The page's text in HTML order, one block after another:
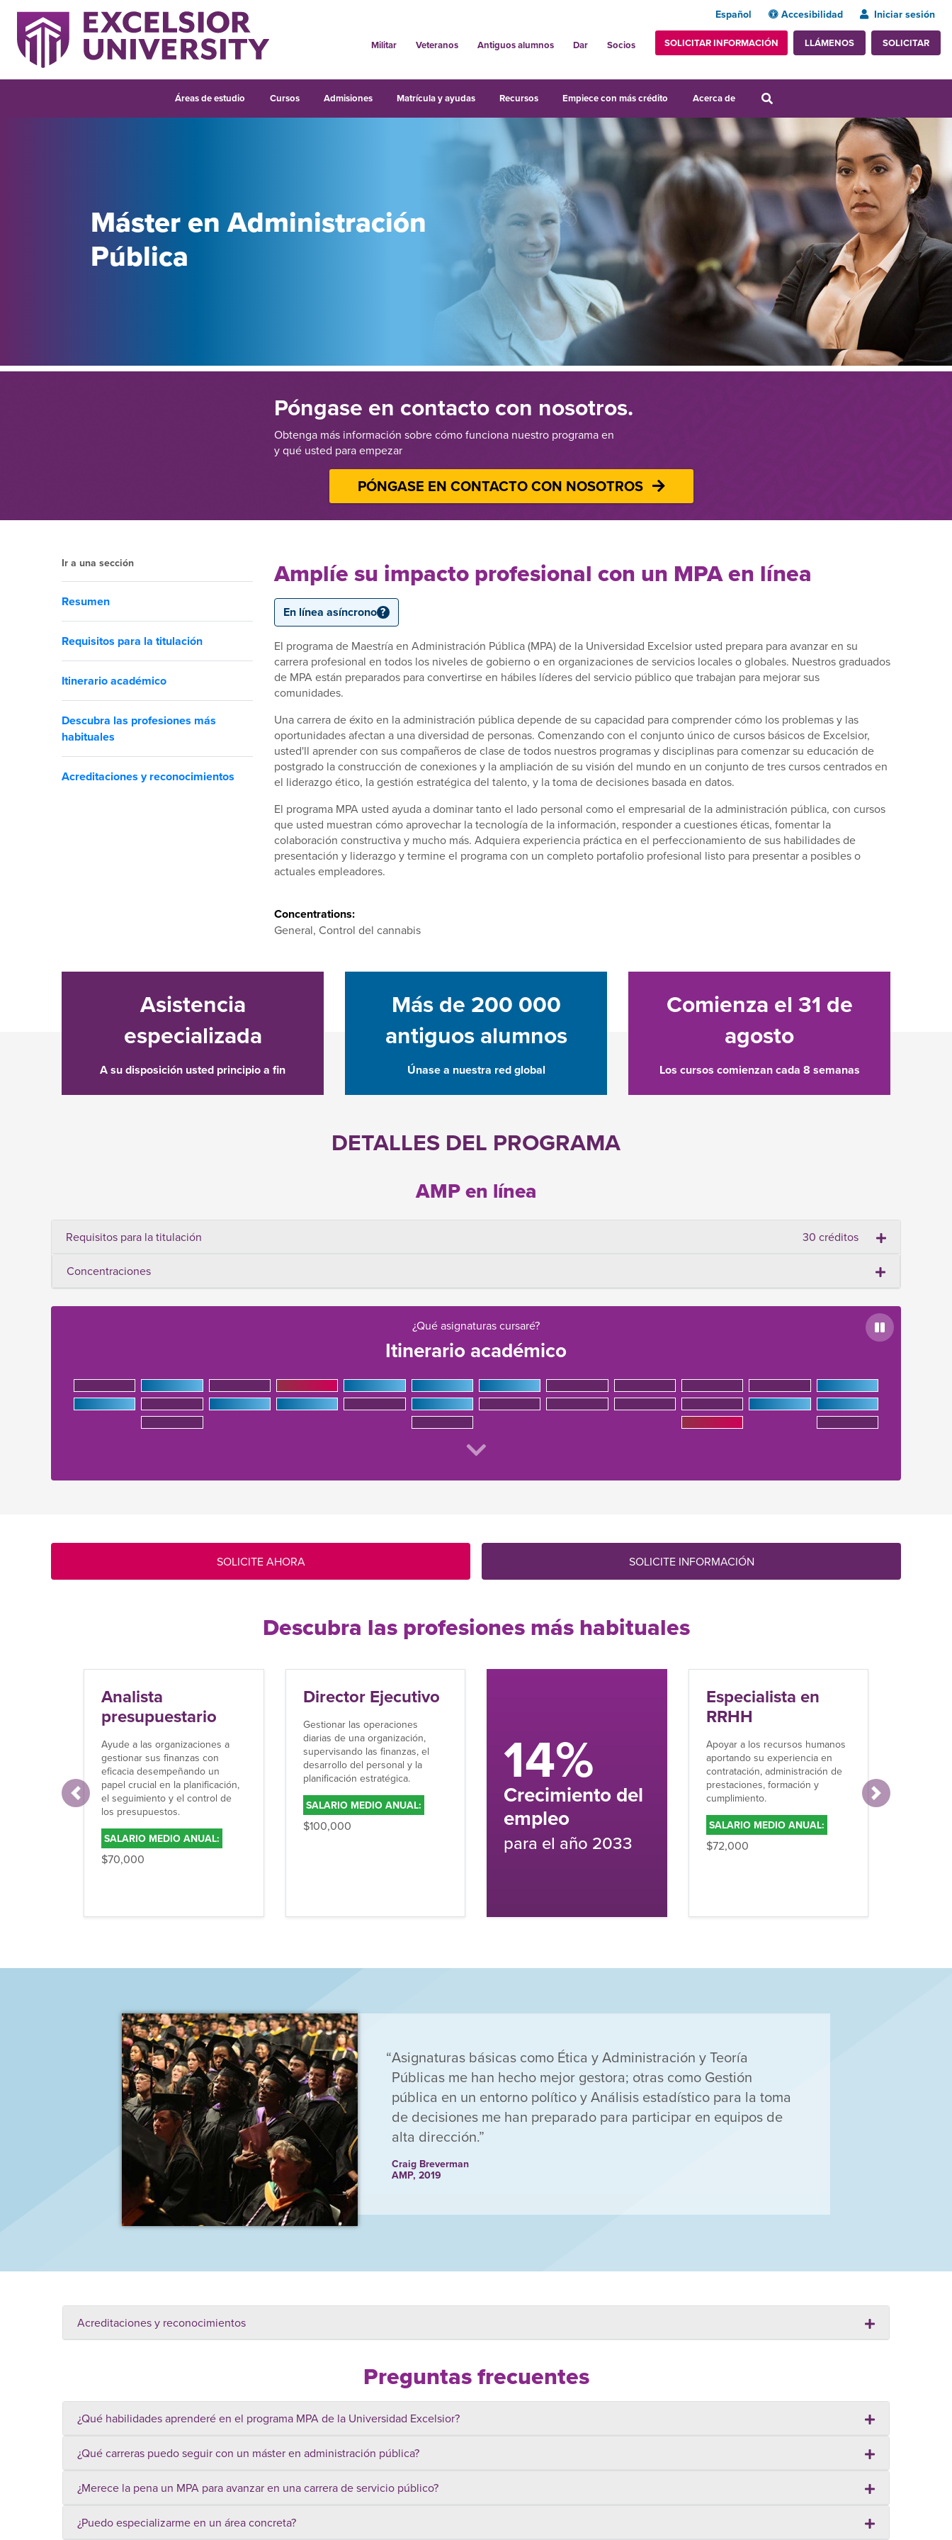
Español Accesibilidad Iniciar sesión
Militar Veteranos Antiguos alumnos Dar Socios SOLICITAR INFORMACIÓN LLÁMENOS SOLICITAR
Áreas de estudio Cursos Admisiones Matrícula y ayudas Recursos Empiece con más crédito Acerca de
Máster en Administración
Pública
Póngase en contacto con nosotros.
Obtenga más información sobre cómo funciona nuestro programa en
y qué usted para empezar
PÓNGASE EN CONTACTO CON NOSOTROS
Ir a una sección
Resumen
Requisitos para la titulación
Itinerario académico
Descubra las profesiones más
habituales
Acreditaciones y reconocimientos
Amplíe su impacto profesional con un MPA en línea
En línea asíncrono ?
El programa de Maestría en Administración Pública (MPA) de la Universidad Excelsior usted prepara para avanzar en su
carrera profesional en todos los niveles de gobierno o en organizaciones de servicios locales o globales. Nuestros graduados
de MPA están preparados para convertirse en hábiles líderes del servicio público que trabajan para mejorar sus
comunidades.
Una carrera de éxito en la administración pública depende de su capacidad para comprender cómo los problemas y las
oportunidades afectan a una diversidad de personas. Comenzando con el conjunto único de cursos básicos de Excelsior,
usted'll aprender con sus compañeros de clase de todos nuestros programas y disciplinas para comenzar su educación de
postgrado la construcción de conexiones y la ampliación de su visión del mundo en un conjunto de tres cursos centrados en
el liderazgo ético, la gestión estratégica del talento, y la toma de decisiones basada en datos.
El programa MPA usted ayuda a dominar tanto el lado personal como el empresarial de la administración pública, con cursos
que usted muestran cómo aprovechar la tecnología de la información, responder a cuestiones éticas, fomentar la
colaboración constructiva y mucho más. Adquiera experiencia práctica en el perfeccionamiento de sus habilidades de
presentación y liderazgo y termine el programa con un completo portafolio profesional listo para presentar a posibles o
actuales empleadores.
Concentrations:
General, Control del cannabis
Asistencia
especializada
A su disposición usted principio a fin
Más de 200 000
antiguos alumnos
Únase a nuestra red global
Comienza el 31 de
agosto
Los cursos comienzan cada 8 semanas
DETALLES DEL PROGRAMA
AMP en línea
Requisitos para la titulación 30 créditos
Concentraciones
Pausa
¿Qué asignaturas cursaré?
Itinerario académico
SOLICITE AHORA SOLICITE INFORMACIÓN
Descubra las profesiones más habituales
Analista
presupuestario
Ayude a las organizaciones a
gestionar sus finanzas con
eficacia desempeñando un
papel crucial en la planificación,
el seguimiento y el control de
los presupuestos.
SALARIO MEDIO ANUAL:
$70,000
Director Ejecutivo
Gestionar las operaciones
diarias de una organización,
supervisando las finanzas, el
desarrollo del personal y la
planificación estratégica.
SALARIO MEDIO ANUAL:
$100,000
14%
Crecimiento del
empleo
para el año 2033
Especialista en
RRHH
Apoyar a los recursos humanos
aportando su experiencia en
contratación, administración de
prestaciones, formación y
cumplimiento.
SALARIO MEDIO ANUAL:
$72,000
Anterior Siguiente
Asignaturas básicas como Ética y Administración y Teoría
Públicas me han hecho mejor gestora; otras como Gestión
pública en un entorno político y Análisis estadístico para la toma
de decisiones me han preparado para participar en equipos de
alta dirección.
Craig Breverman
AMP, 2019
Acreditaciones y reconocimientos
Preguntas frecuentes
¿Qué habilidades aprenderé en el programa MPA de la Universidad Excelsior?
¿Qué carreras puedo seguir con un máster en administración pública?
¿Merece la pena un MPA para avanzar en una carrera de servicio público?
¿Puedo especializarme en un área concreta?